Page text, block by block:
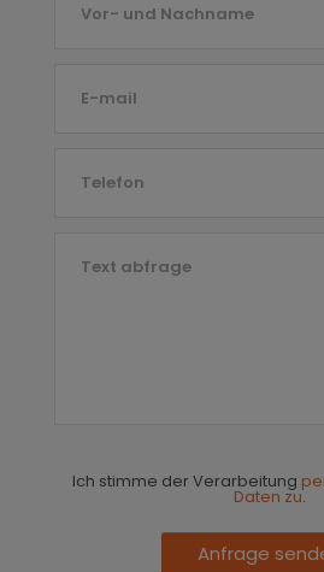
Vor- und Nachname
E-mail
Telefon
Text abfrage
Anfrage
Ich stimme der Verarbeitung
Daten zu.